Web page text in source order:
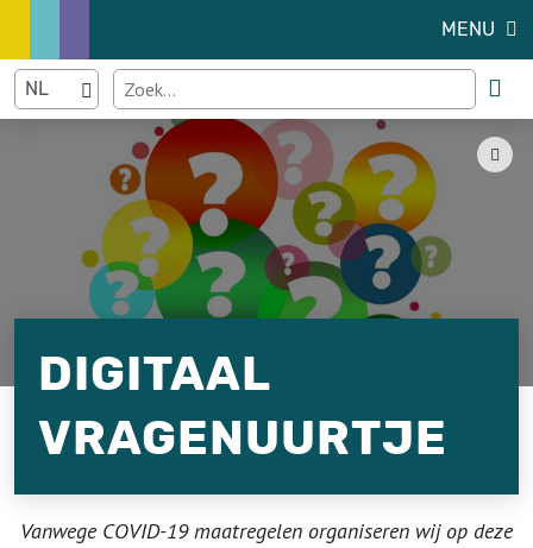
MENU
DIGITAAL
VRAGENUURTJE
Vanwege COVID-19 maatregelen organiseren wij op deze